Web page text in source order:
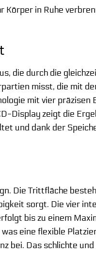
Körper in Ruhe
die durch die
misst, die mit
mit vier präzisen
Display zeigt die
und dank der
Die Trittfläche
sorgt. Die vier
bis zu einem
eine flexible
bei. Das schlichte